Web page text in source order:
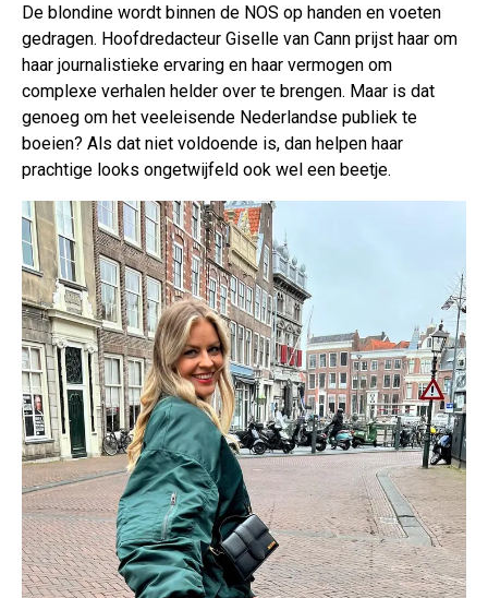
De blondine wordt binnen de NOS op handen en voeten
gedragen. Hoofdredacteur Giselle van Cann prijst haar om
haar journalistieke ervaring en haar vermogen om
complexe verhalen helder over te brengen. Maar is dat
genoeg om het veeleisende Nederlandse publiek te
boeien? Als dat niet voldoende is, dan helpen haar
prachtige looks ongetwijfeld ook wel een beetje.